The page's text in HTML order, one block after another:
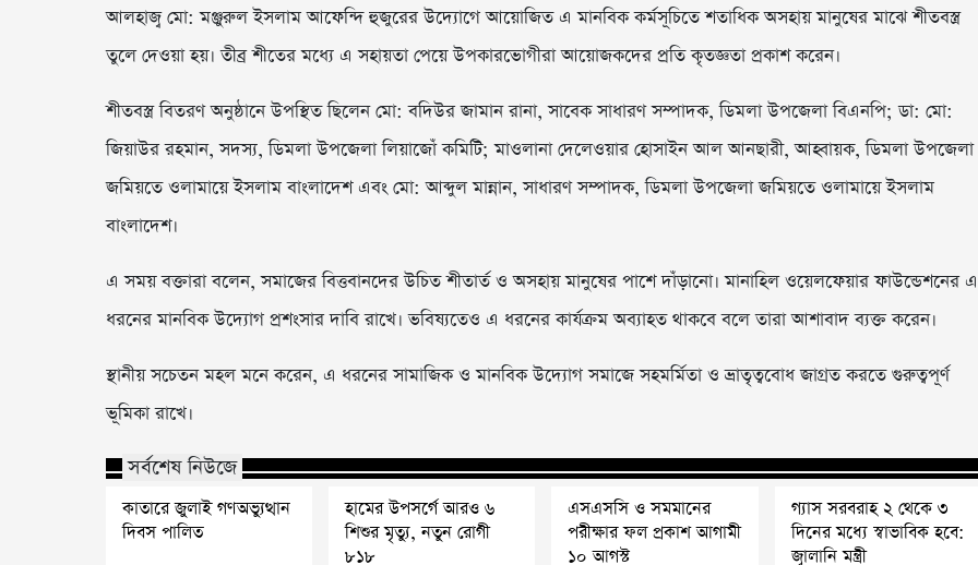
আলহাজ্ব মো: মঞ্জুরুল ইসলাম আফেন্দি হুজুরের উদ্যোগে আয়োজিত এ মানবিক কর্মসূচিতে শতাধিক অসহায় মানুষের মাঝে শীতবস্ত্র
তুলে দেওয়া হয়। তীব্র শীতের মধ্যে এ সহায়তা পেয়ে উপকারভোগীরা আয়োজকদের প্রতি কৃতজ্ঞতা প্রকাশ করেন।
শীতবস্ত্র বিতরণ অনুষ্ঠানে উপস্থিত ছিলেন মো: বদিউর জামান রানা, সাবেক সাধারণ সম্পাদক, ডিমলা উপজেলা বিএনপি; ডা: মো:
জিয়াউর রহমান, সদস্য, ডিমলা উপজেলা লিয়াজোঁ কমিটি; মাওলানা দেলেওয়ার হোসাইন আল আনছারী, আহ্বায়ক, ডিমলা উপজেলা
জমিয়তে ওলামায়ে ইসলাম বাংলাদেশ এবং মো: আব্দুল মান্নান, সাধারণ সম্পাদক, ডিমলা উপজেলা জমিয়তে ওলামায়ে ইসলাম
বাংলাদেশ।
এ সময় বক্তারা বলেন, সমাজের বিত্তবানদের উচিত শীতার্ত ও অসহায় মানুষের পাশে দাঁড়ানো। মানাহিল ওয়েলফেয়ার ফাউন্ডেশনের এ
ধরনের মানবিক উদ্যোগ প্রশংসার দাবি রাখে। ভবিষ্যতেও এ ধরনের কার্যক্রম অব্যাহত থাকবে বলে তারা আশাবাদ ব্যক্ত করেন।
স্থানীয় সচেতন মহল মনে করেন, এ ধরনের সামাজিক ও মানবিক উদ্যোগ সমাজে সহমর্মিতা ও ভ্রাতৃত্ববোধ জাগ্রত করতে গুরুত্বপূর্ণ
ভূমিকা রাখে।
সর্বশেষ নিউজে
কাতারে জুলাই গণঅভ্যুত্থান
দিবস পালিত
হামের উপসর্গে আরও ৬
শিশুর মৃত্যু, নতুন রোগী
৮১৮
এসএসসি ও সমমানের
পরীক্ষার ফল প্রকাশ আগামী
১০ আগস্ট
গ্যাস সরবরাহ ২ থেকে ৩
দিনের মধ্যে স্বাভাবিক হবে:
জ্বালানি মন্ত্রী